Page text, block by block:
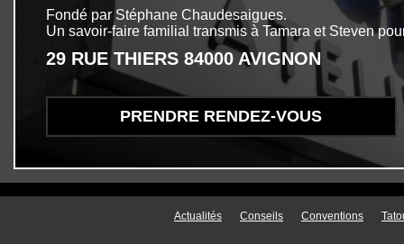
Fondé par Stéphane Chaudesaigues.
Un savoir-faire familial transmis à Tamara et Steven
29 RUE THIERS 84000 AVIGNON
PRENDRE RENDEZ-VOUS
Menu secondaire
Actualités Conseils Conventions